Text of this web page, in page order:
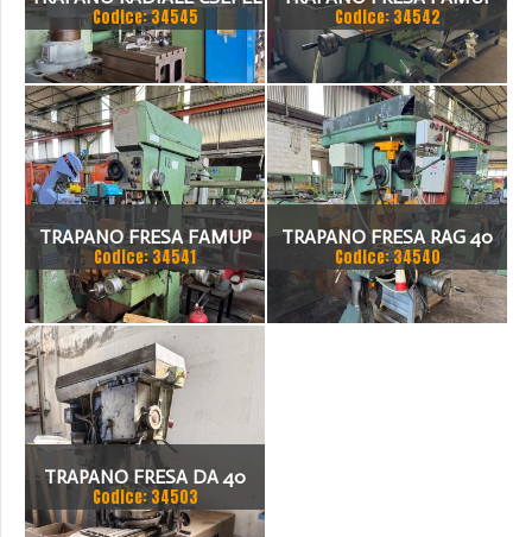
RF 51 B X 3000
Codice: 34545
Codice: 34542
TRAPANO FRESA FAMUP
Codice: 34541
TRAPANO FRESA RAG 40
Codice: 34540
TRAPANO FRESA DA 40
TON
Codice: 34503